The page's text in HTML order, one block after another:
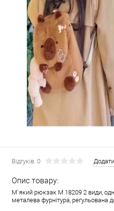
Відгуків: 0 Додати
Опис товару:
М`який рюкзак M 18209 2 види,
металева фурнітура, регульована